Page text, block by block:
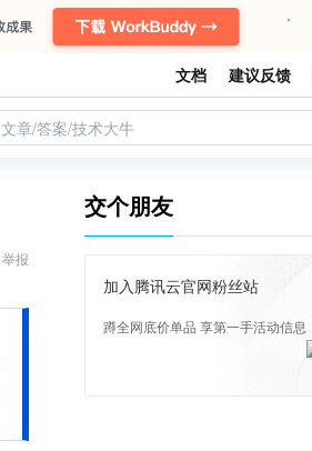
文档 建议反馈
文章/答案/技术大牛
举报
交个朋友
加入腾讯云官网粉丝站
蹲全网底价单品 享第一手活动信息